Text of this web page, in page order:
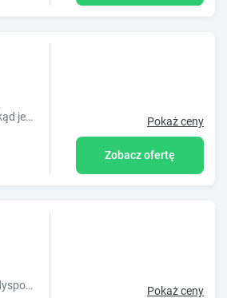
Apartament 2-pokojowy dla 6 osób na warszawskim Muranowie, skąd jest bardzo bliska odległość spacerowa od Nowego i Starego Miasta. Pokaż ceny
Zobacz ofertę
Przytulne studio na Chomiczówce, przystosowane dla 3 osób,. Do dyspozycji gości również w pełni wyposażony aneks kuchenny oraz łazienka z prysznicem. Pokaż ceny